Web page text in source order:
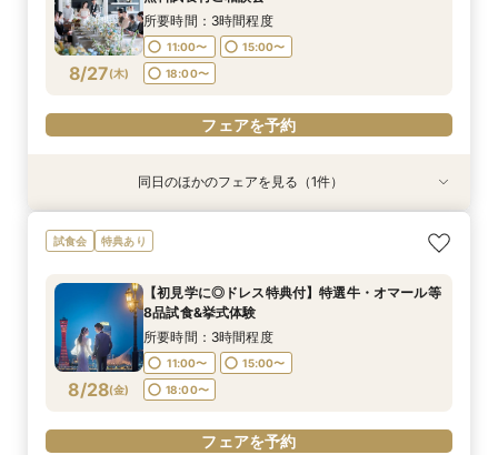
8/24(月)
18:00〜
フェアを予約
8/24(月) 18:00〜
フェアを予約
8/24(月) 18:00〜
フェアを予約
8/27(木)
所要時間：3時間程度
11:00〜
15:00〜
18:00〜
フェアを予約
8/27( 木)
【スマホ&自宅でオンライン相談】来店不要！見
学前の不安も解消
11:00〜
15:00〜
18:00〜
フェアを予約
同日のほかのフェアを見る（1件）
試食会 特典あり
8/28(金)
【初見学に◎ドレス特典付】特選牛・オマール等
8品試食&挙式体験
所要時間：3時間程度
11:00〜
15:00〜
18:00〜
フェアを予約